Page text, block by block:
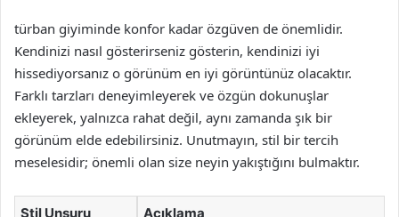
türban giyiminde konfor kadar özgüven de önemlidir.
Kendinizi nasıl gösterirseniz gösterin, kendinizi iyi
hissediyorsanız o görünüm en iyi görüntünüz olacaktır.
Farklı tarzları deneyimleyerek ve özgün dokunuşlar
ekleyerek, yalnızca rahat değil, aynı zamanda şık bir
görünüm elde edebilirsiniz. Unutmayın, stil bir tercih
meselesidir; önemli olan size neyin yakıştığını bulmaktır.
Stil Unsuru Açıklama